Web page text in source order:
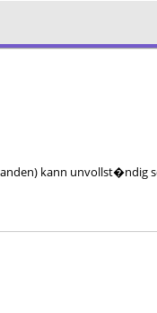
kann unvollst�ndig